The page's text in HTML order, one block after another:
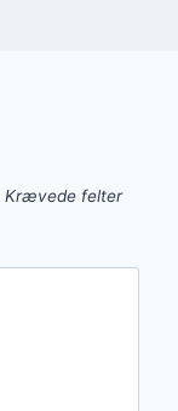
Krævede felter